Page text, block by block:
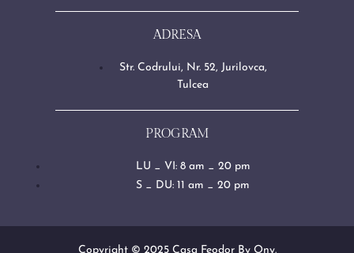
ADRESA
Str. Codrului, Nr. 52, Jurilovca,
Tulcea
PROGRAM
LU _ VI: 8 am _ 20 pm
S _ DU: 11 am _ 20 pm
Copyright © 2025 Casa Feodor By Ony.